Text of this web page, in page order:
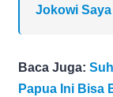
Jokowi Saya
Baca Juga:
Papua Ini Bisa